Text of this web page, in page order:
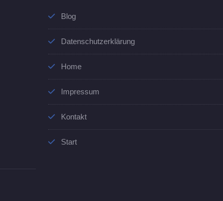
Blog
Datenschutzerklärung
Home
Impressum
Kontakt
Start